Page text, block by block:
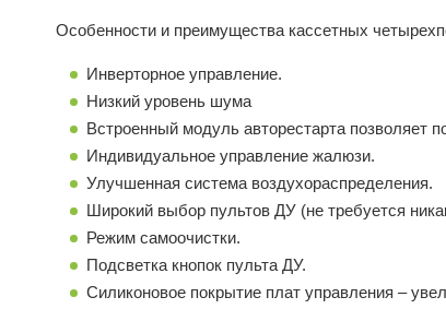
Особенности и преимущества кассетных
Инверторное управление.
Низкий уровень шума
Встроенный модуль авторестарта позволяет
Индивидуальное управление жалюзи.
Улучшенная система воздухораспределения.
Широкий выбор пультов ДУ (не требуется
Режим самоочистки.
Подсветка кнопок пульта ДУ.
Силиконовое покрытие плат управления –